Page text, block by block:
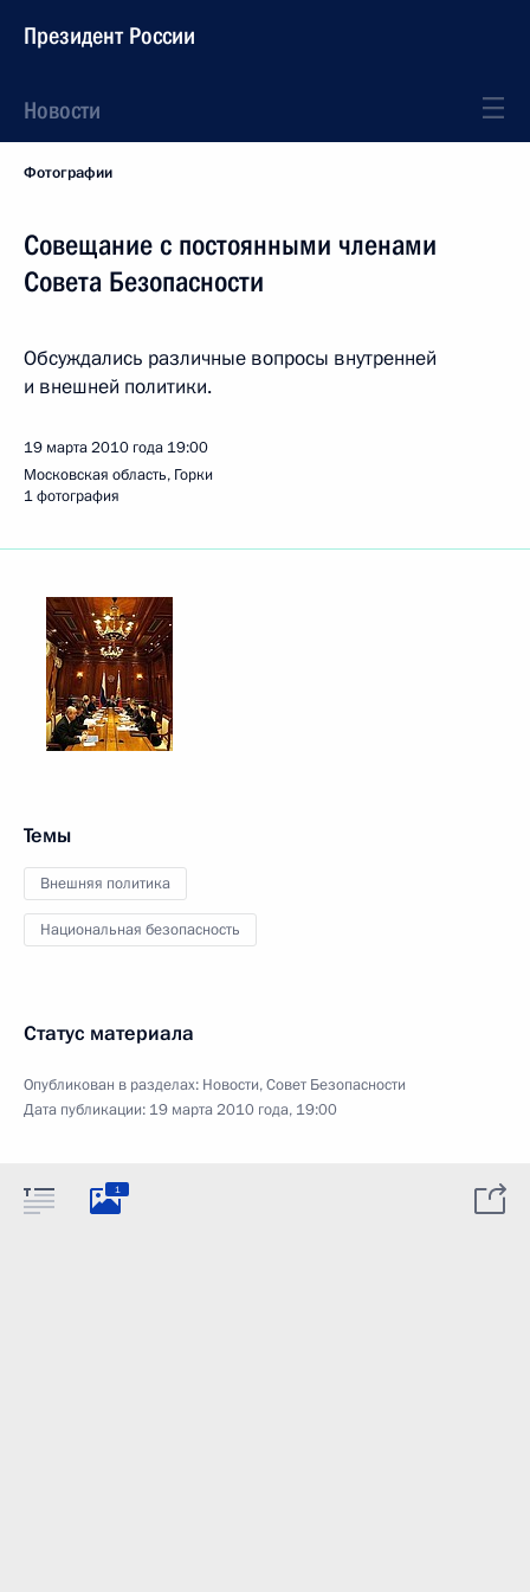
Президент России
Новости
Фотографии
Совещание с постоянными членами
Совета Безопасности
Обсуждались различные вопросы внутренней
и внешней политики.
19 марта 2010 года 19:00
Московская область, Горки
1 фотография
Темы
Внешняя политика
Национальная безопасность
Статус материала
Опубликован в разделах: Новости,Совет Безопасности
Дата публикации: 19 марта 2010 года, 19:00
1